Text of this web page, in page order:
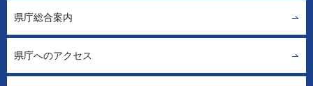
県庁総合案内
県庁へのアクセス